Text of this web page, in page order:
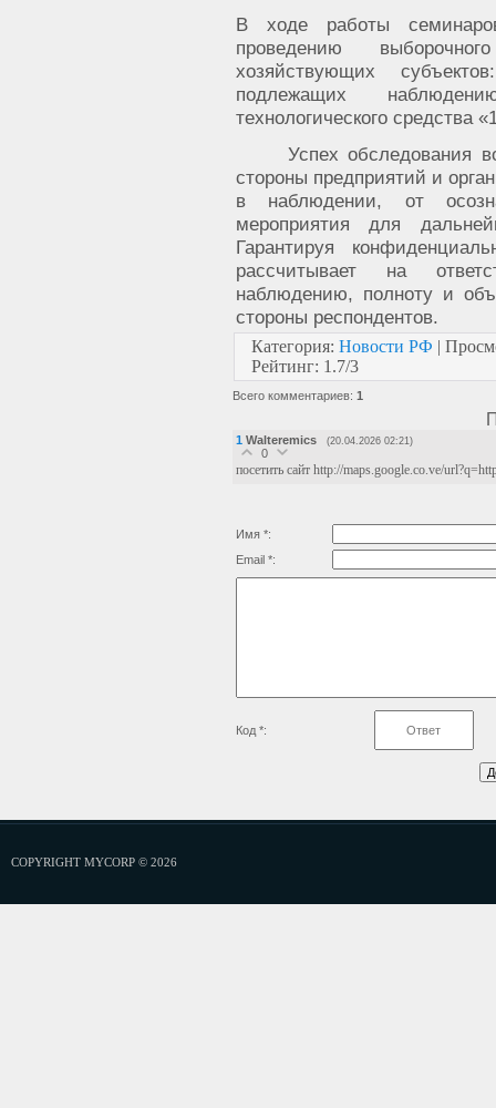
В ходе работы
проведению
хозяйствующих
подлежащих
технологического средства
Успех обследования
стороны предприятий и
в наблюдении, от
мероприятия для
Гарантируя
рассчитывает на
наблюдению, полноту и
стороны респондентов.
Категория: Новости РФ |
Рейтинг: 1.7/3
Всего комментариев: 1
1 Walteremics (20.04.2026 02:21)
0
посетить сайт http://maps.google.co.ve/
Имя *:
Email *:
Код *:
COPYRIGHT MYCORP © 2026